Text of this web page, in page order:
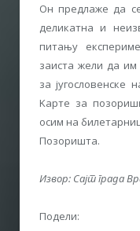
Он предлаже да
деликатна и
питању
заиста жели да
за југословенске
Kарте за
осим на
Позоришта.
Извор: Сајт града
Подели: